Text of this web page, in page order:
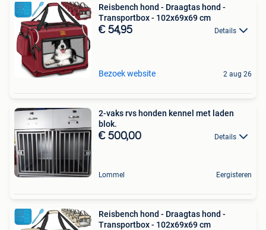
Reisbench hond - Draagtas hond -
Transportbox - 102x69x69 cm
€ 54,95 Details
Bezoek website 2 aug 26
2-vaks rvs honden kennel met laden
blok.
€ 500,00 Details
Lommel Eergisteren
Reisbench hond - Draagtas hond -
Transportbox - 102x69x69 cm